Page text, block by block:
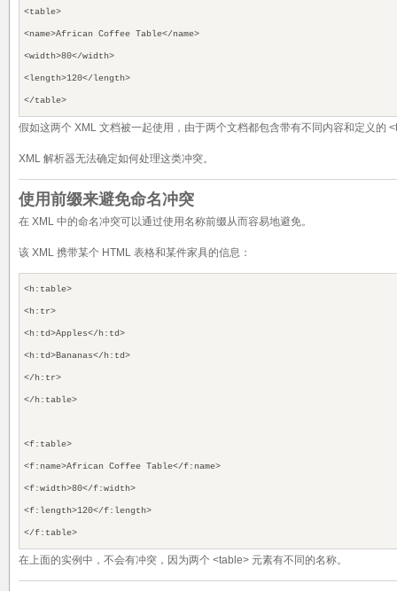
<table>
<name>African Coffee Table</name>
<width>80</width>
<length>120</length>
</table>
假如这两个 XML 文档被一起使用，由于两个文档都包含带有不同内容和定义的
XML 解析器无法确定如何处理这类冲突。
使用前缀来避免命名冲突
在 XML 中的命名冲突可以通过使用名称前缀从而容易地避免。
该 XML 携带某个 HTML 表格和某件家具的信息：
<h:table>
<h:tr>
<h:td>Apples</h:td>
<h:td>Bananas</h:td>
</h:tr>
</h:table>
<f:table>
<f:name>African Coffee Table</f:name>
<f:width>80</f:width>
<f:length>120</f:length>
</f:table>
在上面的实例中，不会有冲突，因为两个 <table> 元素有不同的名称。